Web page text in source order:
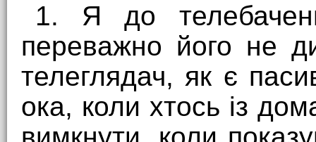
1. Я до
переважно його не
телеглядач, як є
ока, коли хтось із